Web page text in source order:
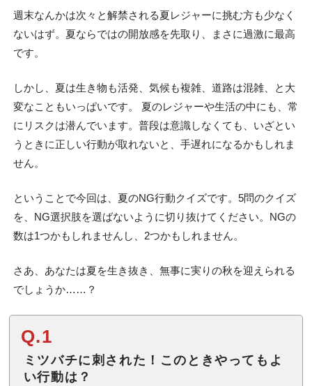
週末なんかは次々と解禁される夏レジャーに挑む方も少なく
ないはず。夏ならではの開放感を先取り、まさに過激に最高
です。
しかし、夏は生き物も活発、気候も複雑、道路は混雑、と大
変なこともいっぱいです。 夏のレジャーや生活の中にも、常
にリスクは潜んでいます。普段は意識しなくても、いざとい
うときに正しい行動が取れないと、手遅れになるかもしれま
せん。
ということで今回は、夏のNG行動クイズです。5問のクイズ
を、NG選択肢を選ばないように切り抜けてください。NGの
数は1つかもしれませんし、2つかもしれません。
さあ、あなたは夏を生き抜き、無事に実りの秋を迎えられる
でしょうか……？
Q.1
ミツバチに刺された！このときやってもよ
い行動は？